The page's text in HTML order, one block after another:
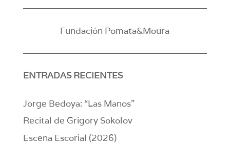
Fundación Pomata&Moura
ENTRADAS RECIENTES
Jorge Bedoya: “Las Manos”
Recital de Grigory Sokolov
Escena Escorial (2026)